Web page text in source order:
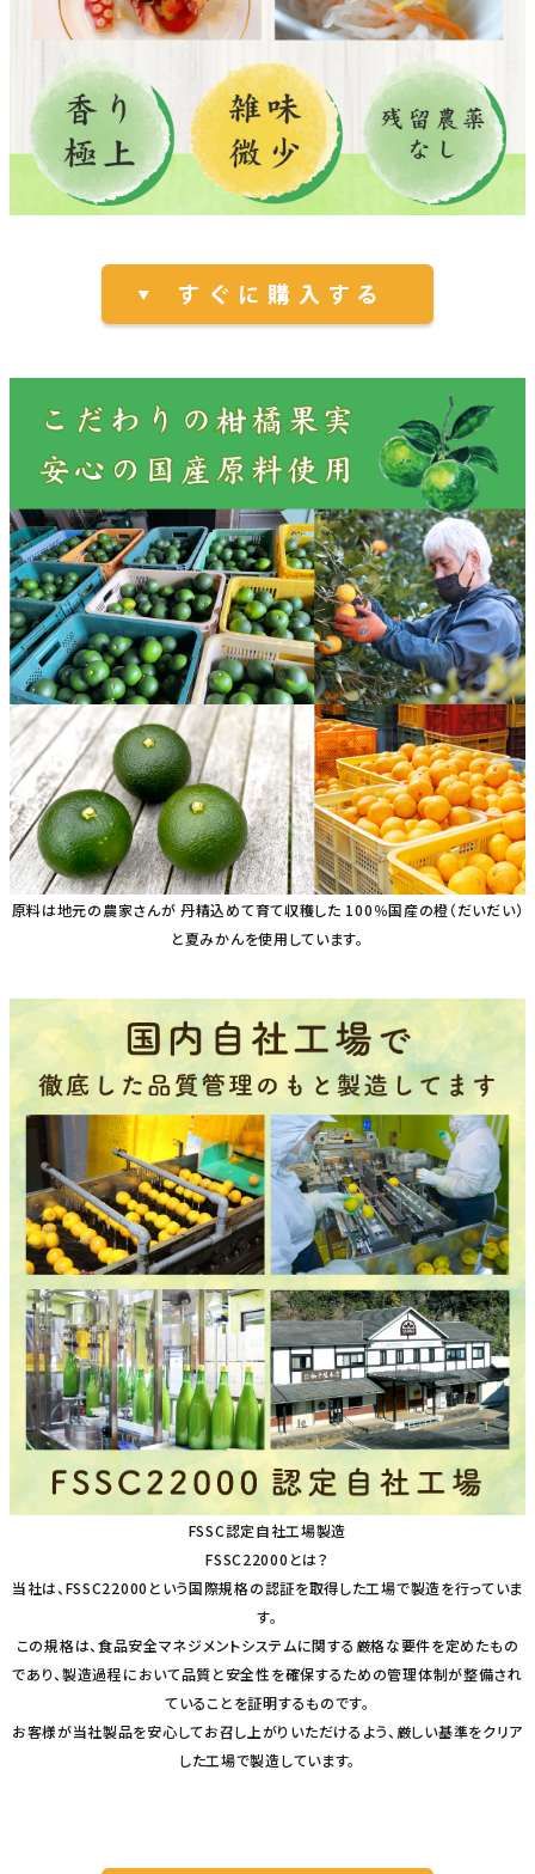
原料は地元の農家さんが 丹精込めて育て収穫した 100％国産の橙（だいだい）
と夏みかんを使用しています。
FSSC認定自社工場製造
FSSC22000とは？
当社は、FSSC22000という国際規格の認証を取得した工場で製造を行っていま
す。
この規格は、食品安全マネジメントシステムに関する厳格な要件を定めたもの
であり、製造過程において品質と安全性を確保するための管理体制が整備され
ていることを証明するものです。
お客様が当社製品を安心してお召し上がりいただけるよう、厳しい基準をクリア
した工場で製造しています。